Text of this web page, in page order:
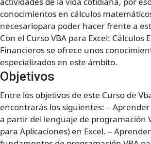
conocimientos en cálculos
necesariopara poder hacer frente a
Con el Curso VBA para Excel: Cálculos
Financieros se ofrece unos
especializados en este ámbito.
Objetivos
Entre los objetivos de este Curso de
encontrarás los siguientes: –
a partir del lenguaje de programación
para Aplicaciones) en Excel. –